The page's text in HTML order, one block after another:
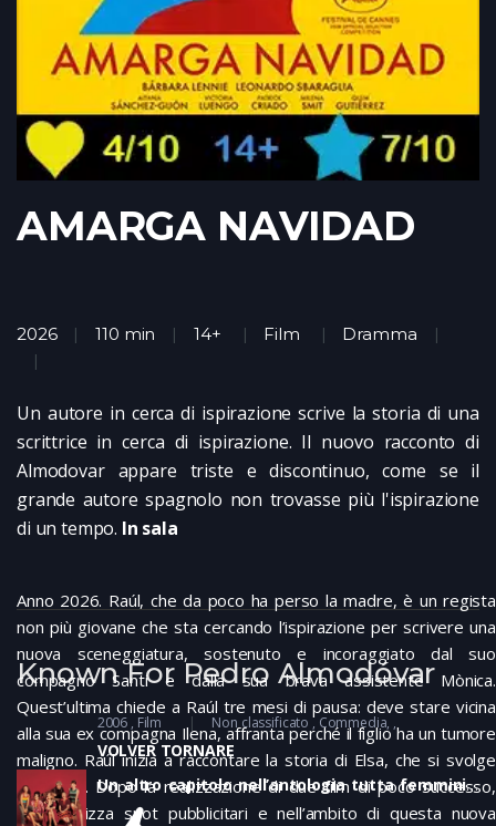
AMARGA NAVIDAD
2026 110 min 14+ Film Dramma
Un autore in cerca di ispirazione scrive la storia di una
scrittrice in cerca di ispirazione. Il nuovo racconto di
Almodovar appare triste e discontinuo, come se il
grande autore spagnolo non trovasse più l'ispirazione
di un tempo. In sala
Anno 2026. Raúl, che da poco ha perso la madre, è un regista
non più giovane che sta cercando l’ispirazione per scrivere una
nuova sceneggiatura, sostenuto e incoraggiato dal suo
compagno Santi e dalla sua brava assistente Mònica.
Quest’ultima chiede a Raúl tre mesi di pausa: deve stare vicina
alla sua ex compagna Ilena, affranta perché il figlio ha un tumore
maligno. Raúl inizia a raccontare la storia di Elsa, che si svolge
nel 2004. Dopo la realizzazione di due film di poco successo,
Elsa realizza spot pubblicitari e nell’ambito di questa nuova
Known For Pedro Almodóvar
2006 Film Non classificato Commedia
VOLVER TORNARE
Un altro capitolo nell’antologia tutta femminile
(e anti-maschile: gli unici uomini in scena o sono